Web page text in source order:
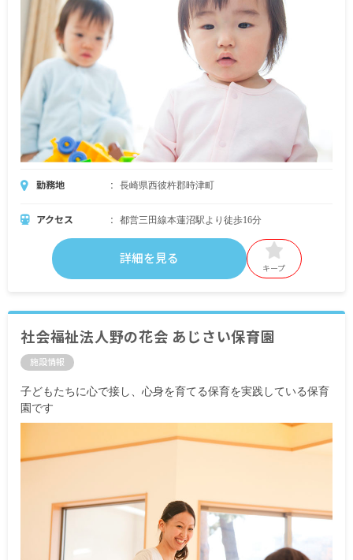
勤務地 長崎県西彼杵郡時津町
アクセス 都営三田線本蓮沼駅より徒歩16分
詳細を見る
キープ
社会福祉法人野の花会 あじさい保育園
施設情報
子どもたちに心で接し、心身を育てる保育を実践している保育
園です